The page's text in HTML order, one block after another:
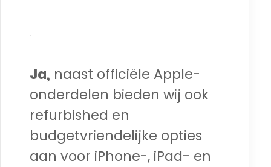
Ja, naast officiële Apple-
onderdelen bieden wij ook
refurbished en
budgetvriendelijke opties
aan voor iPhone-, iPad- en